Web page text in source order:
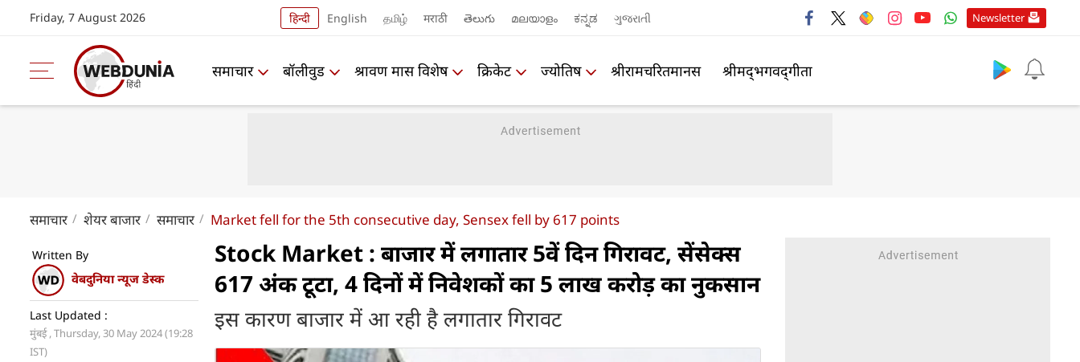
Friday, 7 August 2026 हिन्दी English தமிழ் मराठी తెలుగు മലയാളം ಕನ್ನಡ ગુજરાતી Newsletter
समाचार बॉलीवुड श्रावण मास विशेष क्रिकेट ज्योतिष श्रीरामचरितमानस श्रीमद्‍भगवद्‍गीता
समाचार शेयर बाजार समाचार Market fell for the 5th consecutive day, Sensex fell by 617 points
Written By
वेबदुनिया न्यूज डेस्क
Last Updated :
मुंबई , Thursday, 30 May 2024 (19:28
IST)
Stock Market : बाजार में लगातार 5वें दिन गिरावट, सेंसेक्स
617 अंक टूटा, 4 दिनों में निवेशकों का 5 लाख करोड़ का नुकसान
इस कारण बाजार में आ रही है लगातार गिरावट